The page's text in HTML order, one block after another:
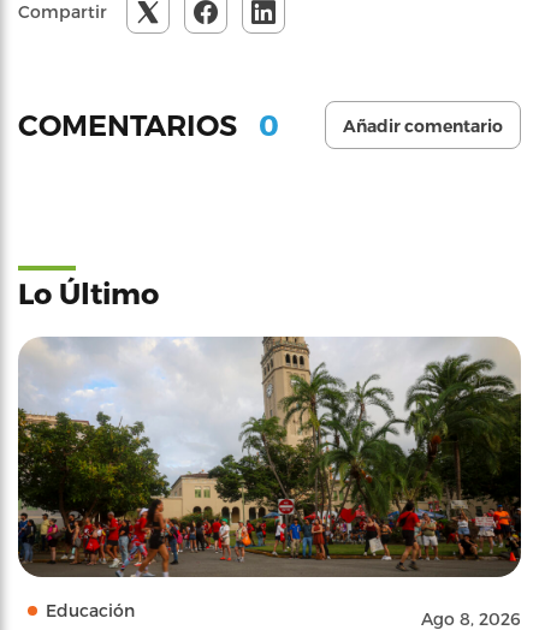
Compartir
COMENTARIOS 0 Añadir comentario
Lo Último
Educación Ago 8, 2026